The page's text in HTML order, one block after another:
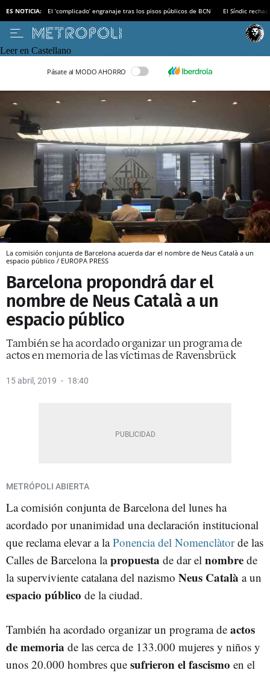
ES NOTICIA: El ‘complicado’ engranaje tras los pisos públicos de BCN El Síndic
Leer en Castellano
Pásate al MODO AHORRO
La comisión conjunta de Barcelona acuerda dar el nombre de Neus Català a un
espacio público / EUROPA PRESS
Barcelona propondrá dar el
nombre de Neus Català a un
espacio público
También se ha acordado organizar un programa de
actos en memoria de las víctimas de Ravensbrück
15 abril, 2019 18:40
METRÓPOLI ABIERTA
La comisión conjunta de Barcelona del lunes ha
acordado por unanimidad una declaración institucional
que reclama elevar a laPonencia del Nomenclàtorde las
Calles de Barcelona lapropuesta de dar el nombre de
la superviviente catalana del nazismo Neus Català a un
espacio público de la ciudad.
También ha acordado organizar un programa de actos
de memoria de las cerca de 133.000 mujeres y niños y
unos 20.000 hombres que sufrieron el fascismo en el